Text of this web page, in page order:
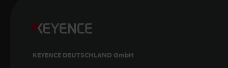
KEYENCE DEUTSCHLAND GmbH